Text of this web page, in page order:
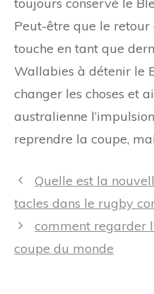
Peut-être que le retour
touche en tant que
Wallabies à détenir le
changer les choses et
australienne
reprendre la coupe,
Navigation
des
Quelle est la
tacles dans le rugby
comment regarder
coupe du monde